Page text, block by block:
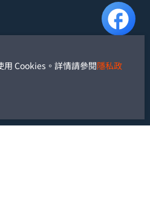
用 Cookies。詳情請參閱隱私政